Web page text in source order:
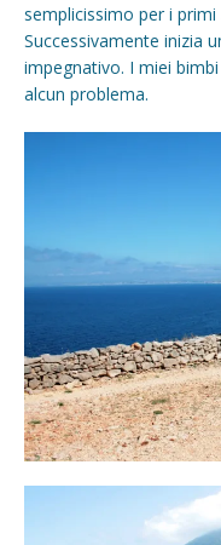
semplicissimo per i
Successivamente inizia
impegnativo. I miei
alcun problema.